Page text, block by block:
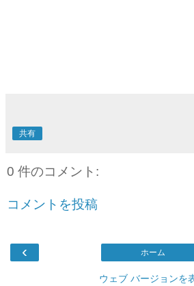
共有
0 件のコメント:
コメントを投稿
‹ ホーム
ウェブ バージョンを